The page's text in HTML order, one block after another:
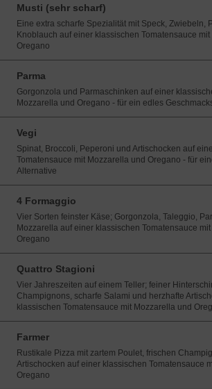
Musti (sehr scharf)
Eine extra scharfe Spezialität mit Speck, Zwiebeln,
Knoblauch auf einer klassischen Tomatensauce
Oregano
Parma
Gorgonzola und Parmaschinken auf einer
Mozzarella und Oregano - für ein edles
Vegi
Spinat, Broccoli, Peperoni und Artischocken auf
Tomatensauce mit Mozzarella und Oregano - für
Alternative
4 Formaggio
Vier Sorten feinster Käse; Gorgonzola, Taleggio,
Mozzarella auf einer klassischen Tomatensauce
Oregano
Quattro Stagioni
Vier Jahreszeiten auf einem Teller; feiner
Champignons, scharfe Salami und herzhafte
klassischen Tomatensauce mit Mozzarella und
Farmer
Rustikale Pizza mit zartem Poulet, frischen
Artischocken auf einer klassischen Tomatensauce
Oregano